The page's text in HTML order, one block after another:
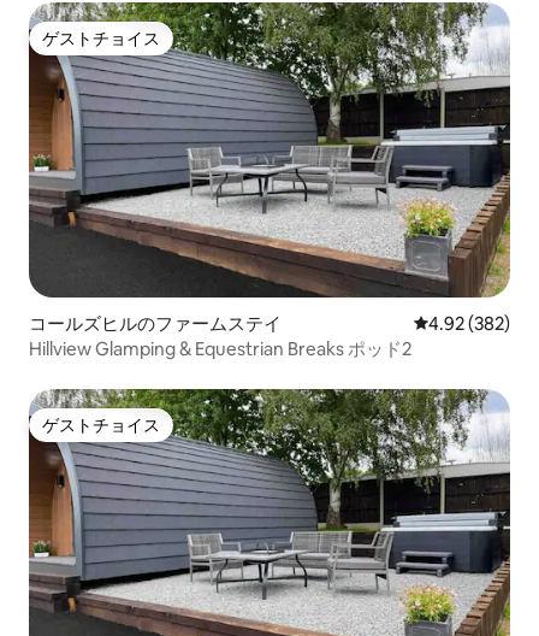
ゲストチョイス
ゲストチョイス
コールズヒルのファームステイ レビュー382
4.92 (382)
Hillview Glamping & Equestrian Breaks ポッド2
ゲストチョイス
ゲストチョイス